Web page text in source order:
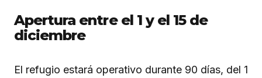
Apertura entre el 1 y el 15 de
diciembre
El refugio estará operativo durante 90 días, del 1